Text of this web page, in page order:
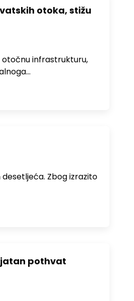
otoka, stižu
otočnu infrastrukturu,
desetljeća. Zbog izrazito
pothvat